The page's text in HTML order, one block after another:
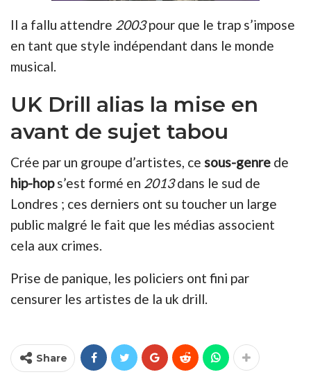
Il a fallu attendre 2003pour que le trap s’impose
en tant que style indépendant dans le monde
musical.
UK Drill alias la mise en
avant de sujet tabou
Crée par un groupe d’artistes, ce sous-genre de
hip-hops’est formé en 2013dans le sud de
Londres ; ces derniers ont su toucher un large
public malgré le fait que les médias associent
cela aux crimes.
Prise de panique, les policiers ont fini par
censurer les artistes de la uk drill.
Share